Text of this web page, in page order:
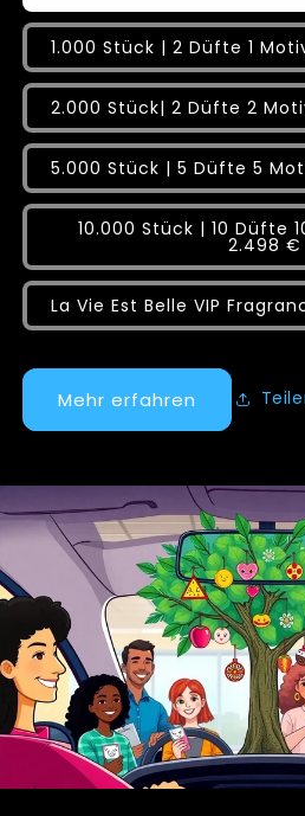
1.000 Stück | 2 Düfte 1
2.000 Stück| 2 Düfte 2
5.000 Stück | 5 Düfte 5
10.000 Stück | 10 Düfte
2.498 €
La Vie Est Belle VIP
Mehr erfahren